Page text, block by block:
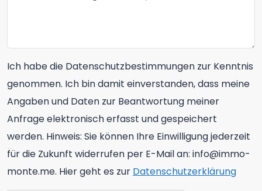
Ich habe die Datenschutzbestimmungen zur Kenntnis
genommen. Ich bin damit einverstanden, dass meine
Angaben und Daten zur Beantwortung meiner
Anfrage elektronisch erfasst und gespeichert
werden. Hinweis: Sie können Ihre Einwilligung jederzeit
für die Zukunft widerrufen per E-Mail an: info@immo-
monte.me. Hier geht es zur Datenschutzerklärung